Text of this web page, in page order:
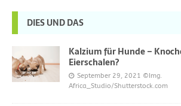
DIES UND DAS
Kalzium für Hunde –
Eierschalen?
September 29, 2021 ©Img.
Africa_Studio/Shutterstock.com